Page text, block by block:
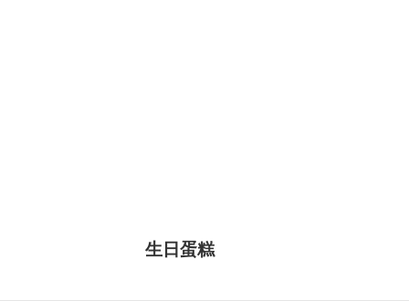
生日蛋糕